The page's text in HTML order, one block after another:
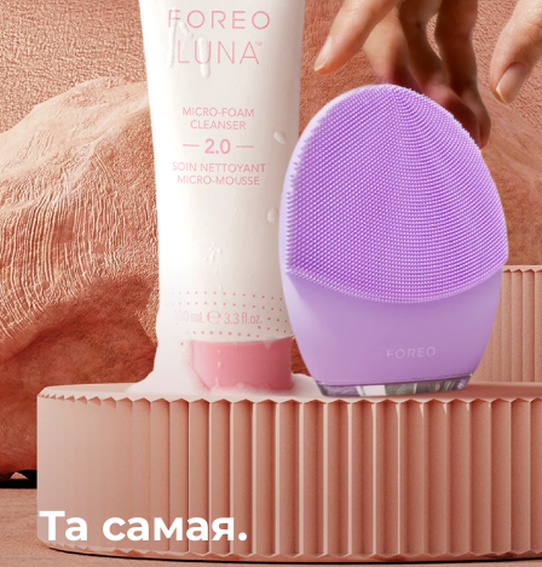
Та самая.